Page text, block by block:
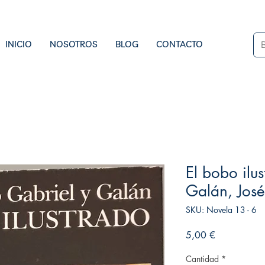
INICIO NOSOTROS BLOG CONTACTO
El bobo
Galán,
SKU: Novela 13 - 6
5,00 €
Cantidad *